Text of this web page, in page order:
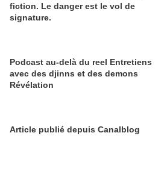
fiction. Le danger est le vol de
signature.
Podcast au-delà du reel Entretiens
avec des djinns et des demons
Révélation
Article publié depuis Canalblog